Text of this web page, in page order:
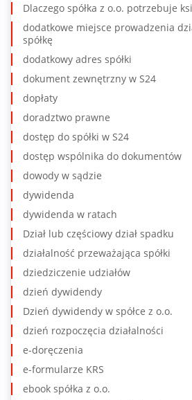
Dlaczego spółka z o.o. potrzebuje
dodatkowe miejsce prowadzenia
spółkę
dodatkowy adres spółki
dokument zewnętrzny w S24
dopłaty
doradztwo prawne
dostęp do spółki w S24
dostęp wspólnika do dokumentów
dowody w sądzie
dywidenda
dywidenda w ratach
Dział lub częściowy dział spadku
działalność przeważająca spółki
dziedziczenie udziałów
dzień dywidendy
Dzień dywidendy w spółce z o.o.
dzień rozpoczęcia działalności
e-doręczenia
e-formularze KRS
ebook spółka z o.o.